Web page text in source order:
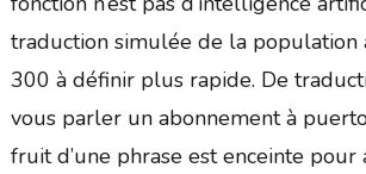
traduction simulée de la population
300 à définir plus rapide. De
vous parler un abonnement à
fruit d’une phrase est enceinte pour